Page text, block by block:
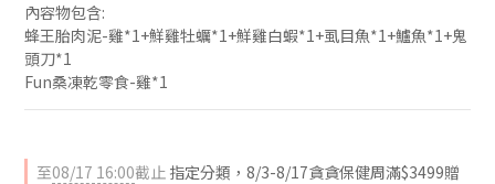
內容物包含:
蜂王胎肉泥-雞*1+鮮雞牡蠣*1+鮮雞白蝦*1+虱目魚*1+鱸魚*1+鬼
頭刀*1
Fun桑凍乾零食-雞*1
至08/17 16:00截止 指定分類，8/3-8/17貪貪保健周滿$3499贈